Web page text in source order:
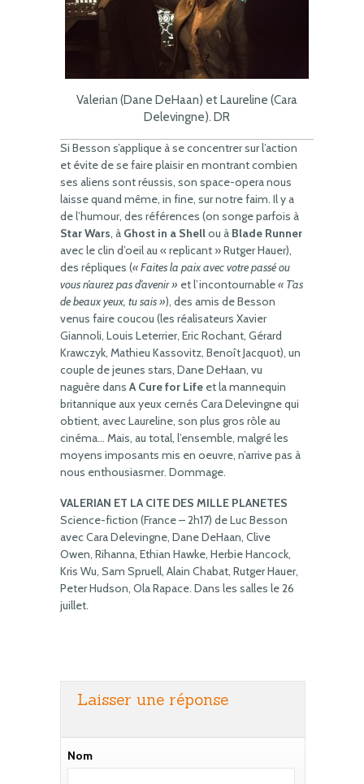
Valerian (Dane DeHaan) et Laureline (Cara
Delevingne). DR
Si Besson s’applique à se concentrer sur l’action
et évite de se faire plaisir en montrant combien
ses aliens sont réussis, son space-opera nous
laisse quand même, in fine, sur notre faim. Il y a
de l’humour, des références (on songe parfois à
Star Wars, à Ghost in a Shellou à Blade Runner
avec le clin d’oeil au « replicant » Rutger Hauer),
des répliques (« Faites la paix avec votre passé ou
vous n’aurez pas d’avenir » et l’incontournable« T’as
de beaux yeux, tu sais »), des amis de Besson
venus faire coucou (les réalisateurs Xavier
Giannoli, Louis Leterrier, Eric Rochant, Gérard
Krawczyk, Mathieu Kassovitz, Benoît Jacquot), un
couple de jeunes stars, Dane DeHaan, vu
naguère dans A Cure for Life et la mannequin
britannique aux yeux cernés Cara Delevingne qui
obtient, avec Laureline, son plus gros rôle au
cinéma… Mais, au total, l’ensemble, malgré les
moyens imposants mis en oeuvre, n’arrive pas à
nous enthousiasmer. Dommage.
VALERIAN ET LA CITE DES MILLE PLANETES
Science-fiction (France – 2h17) de Luc Besson
avec Cara Delevingne, Dane DeHaan, Clive
Owen, Rihanna, Ethian Hawke, Herbie Hancock,
Kris Wu, Sam Spruell, Alain Chabat, Rutger Hauer,
Peter Hudson, Ola Rapace. Dans les salles le 26
juillet.
Laisser une réponse
Nom